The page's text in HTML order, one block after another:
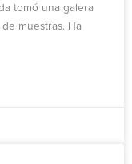
tomó una galera
muestras. Ha